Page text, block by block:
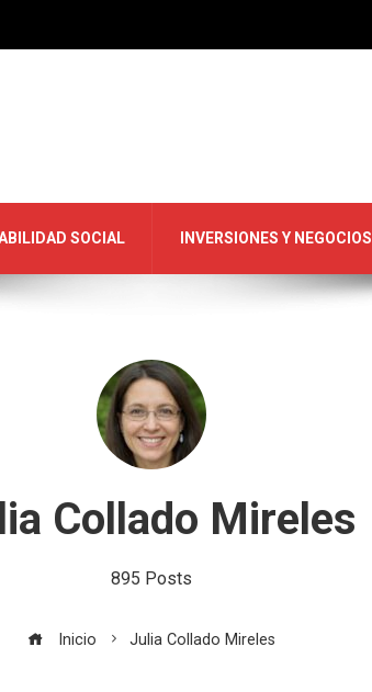
SOCIAL INVERSIONES Y NEGOCIOS
Collado Mireles
895 Posts
Inicio Julia Collado Mireles